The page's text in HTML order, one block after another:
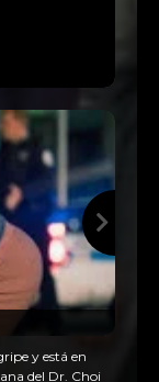
y está en
del Dr. Choi